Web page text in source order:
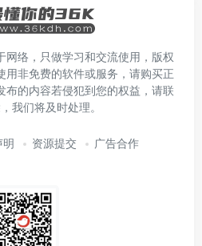
网络，只做学习和交流使用，版权
用非免费的软件或服务，请购买正
布的内容若侵犯到您的权益，请联
我们将及时处理。
明 资源提交 广告合作